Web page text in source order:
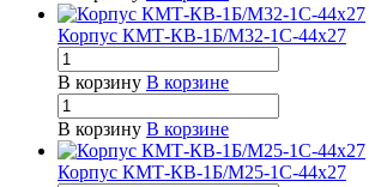
Корпус КМТ-КВ-1Б/М32-1С-44х27
В корзину В корзине
В корзину В корзине
Корпус КМТ-КВ-1Б/М25-1С-44х27